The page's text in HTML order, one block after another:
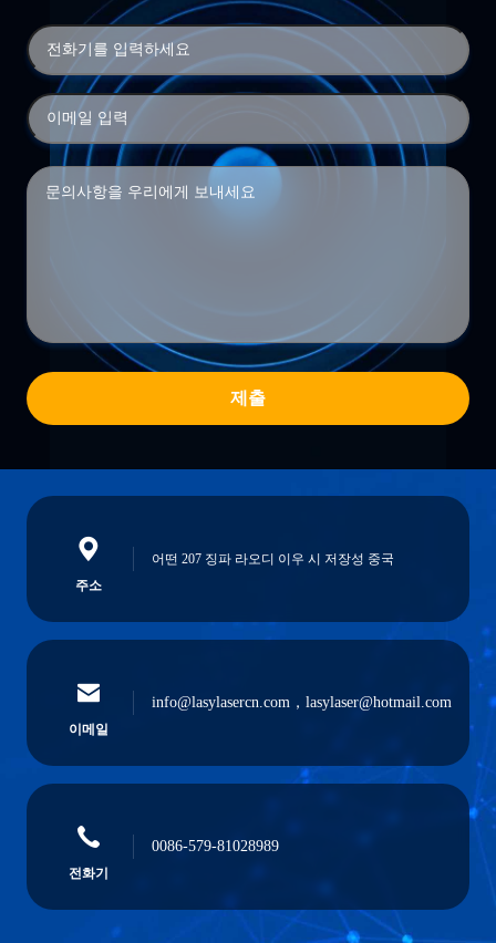
제출
주소
어떤 207 징파 라오디 이우 시 저장성 중국
이메일
info@lasylasercn.com，lasylaser@hotmail.com
전화기
0086-579-81028989